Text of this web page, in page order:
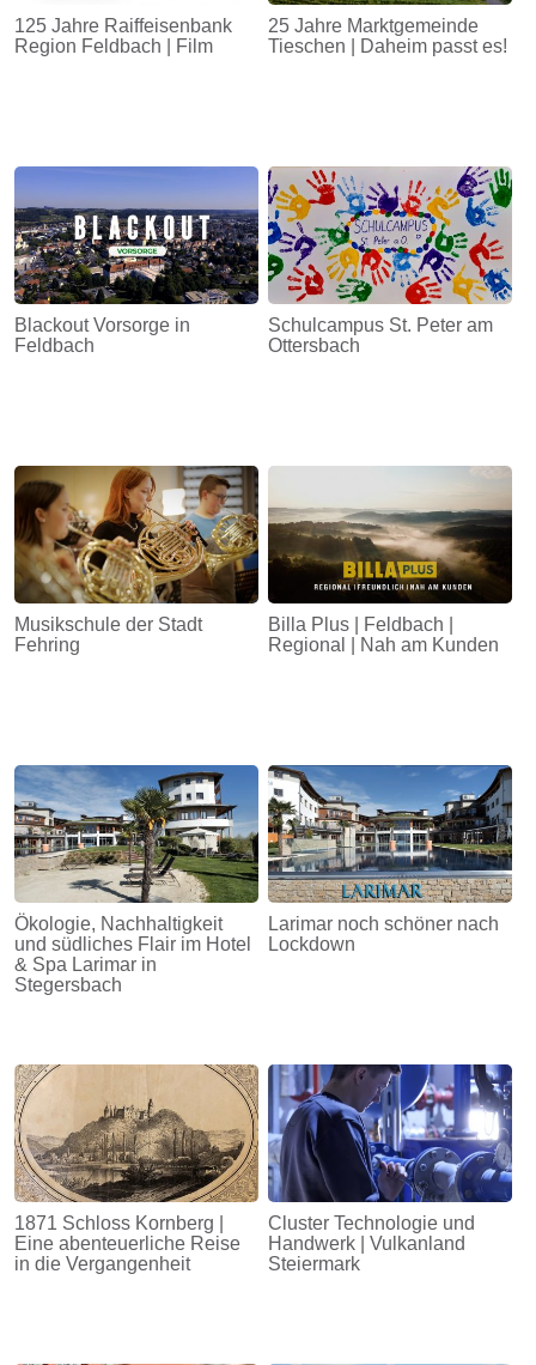
125 Jahre Raiffeisenbank
Region Feldbach | Film
25 Jahre Marktgemeinde
Tieschen | Daheim passt es!
Blackout Vorsorge in
Feldbach
Schulcampus St. Peter am
Ottersbach
Musikschule der Stadt
Fehring
Billa Plus | Feldbach |
Regional | Nah am Kunden
Ökologie, Nachhaltigkeit
und südliches Flair im Hotel
& Spa Larimar in
Stegersbach
Larimar noch schöner nach
Lockdown
1871 Schloss Kornberg |
Eine abenteuerliche Reise
in die Vergangenheit
Cluster Technologie und
Handwerk | Vulkanland
Steiermark